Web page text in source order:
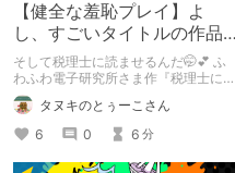
【健全な羞恥プレイ】よ
し、すごいタイトルの作品
をまた買おう。【湧き上が
る不健全な気持ち】
そして税理士に読ませるんだ🤭💕 ふ
わふわ電子研究所さま作『税理士に購
入履歴読まれるボイス』の感想レビュ
ーです！タヌキのとぅーこさん
6
0 6 分